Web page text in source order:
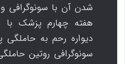
شدن آن با سونوگرافی
هفته چهارم پزشک با
دیواره رحم به حاملگی
سونوگرافی روتین